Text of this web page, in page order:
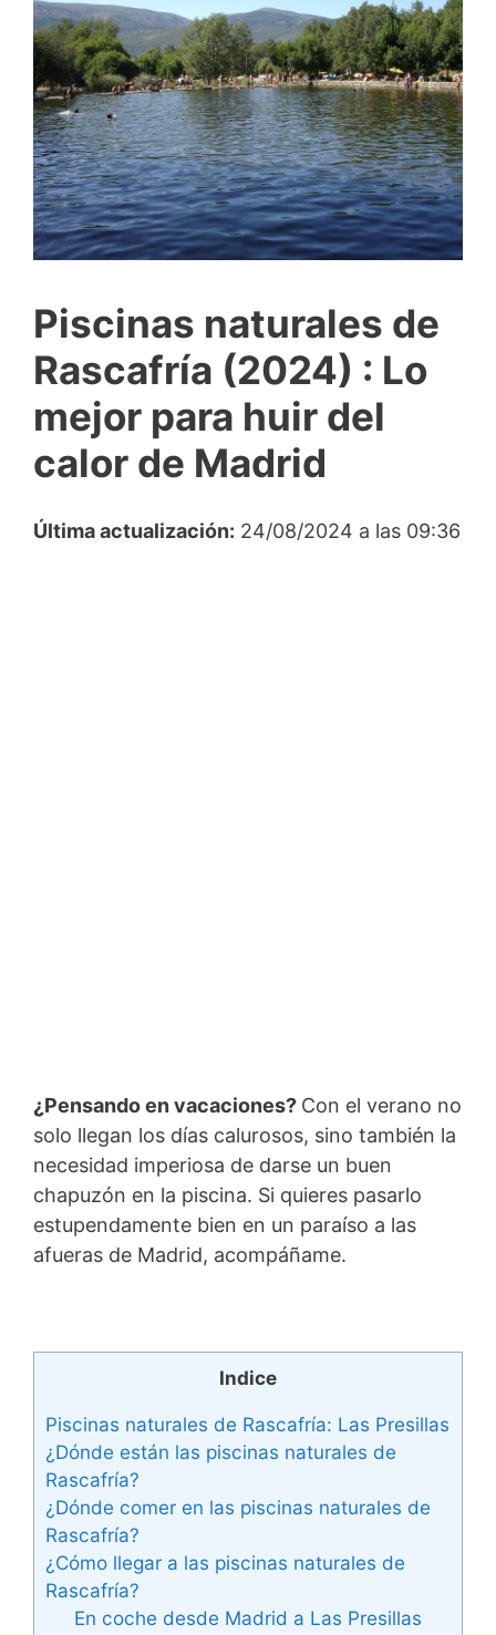
Piscinas naturales de
Rascafría (2024) : Lo
mejor para huir del
calor de Madrid
Última actualización: 24/08/2024 a las 09:36
¿Pensando en vacaciones? Con el verano no
solo llegan los días calurosos, sino también la
necesidad imperiosa de darse un buen
chapuzón en la piscina. Si quieres pasarlo
estupendamente bien en un paraíso a las
afueras de Madrid, acompáñame.
Indice
Piscinas naturales de Rascafría: Las Presillas
¿Dónde están las piscinas naturales de
Rascafría?
¿Dónde comer en las piscinas naturales de
Rascafría?
¿Cómo llegar a las piscinas naturales de
Rascafría?
En coche desde Madrid a Las Presillas